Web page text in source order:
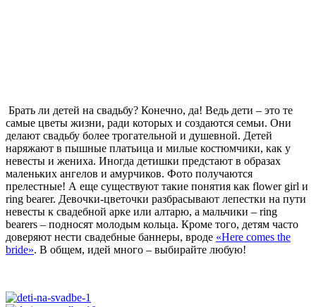
Брать ли детей на свадьбу? Конечно, да! Ведь дети – это те
самые цветы жизни, ради которых и создаются семьи. Они
делают свадьбу более трогательной и душевной. Детей
наряжают в пышные платьица и милые костюмчики, как у
невесты и жениха. Иногда детишки предстают в образах
маленьких ангелов и амурчиков. Фото получаются
прелестные! А еще существуют такие понятия как flower girl и
ring bearer. Девочки-цветочки разбрасывают лепестки на пути
невесты к свадебной арке или алтарю, а мальчики – ring
bearers – подносят молодым кольца. Кроме того, детям часто
доверяют нести свадебные баннеры, вроде «Here comes the
bride». В общем, идей много – выбирайте любую!